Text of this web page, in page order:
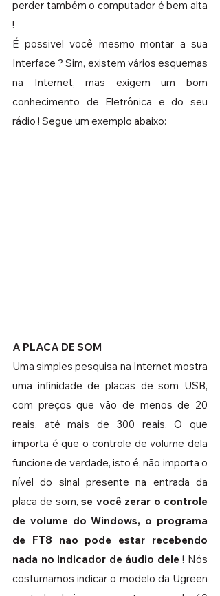
perder também o computador é bem alta
!
É possivel você mesmo montar a sua
Interface ? Sim, existem vários esquemas
na Internet, mas exigem um bom
conhecimento de Eletrônica e do seu
rádio ! Segue um exemplo abaixo:
A PLACA DE SOM
Uma simples pesquisa na Internet mostra
uma infinidade de placas de som USB,
com preços que vão de menos de 20
reais, até mais de 300 reais. O que
importa é que o controle de volume dela
funcione de verdade, isto é, não importa o
nível do sinal presente na entrada da
placa de som, se você zerar o controle
de volume do Windows, o programa
de FT8 nao pode estar recebendo
nada no indicador de áudio dele ! Nós
costumamos indicar o modelo da Ugreen